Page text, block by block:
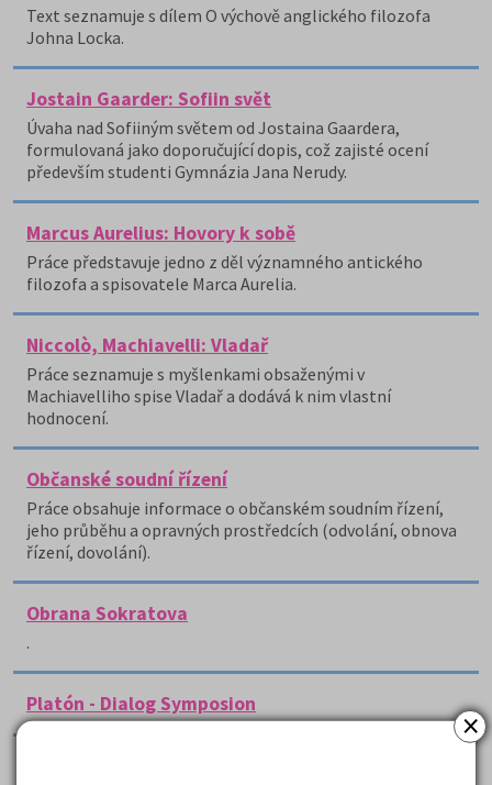
×
Text seznamuje s dílem O výchově anglického filozofa
Johna Locka.
Jostain Gaarder: Sofiin svět
Úvaha nad Sofiiným světem od Jostaina Gaardera,
formulovaná jako doporučující dopis, což zajisté ocení
především studenti Gymnázia Jana Nerudy.
Marcus Aurelius: Hovory k sobě
Práce představuje jedno z děl významného antického
filozofa a spisovatele Marca Aurelia.
Niccolò, Machiavelli: Vladař
Práce seznamuje s myšlenkami obsaženými v
Machiavelliho spise Vladař a dodává k nim vlastní
hodnocení.
Občanské soudní řízení
Práce obsahuje informace o občanském soudním řízení,
jeho průběhu a opravných prostředcích (odvolání, obnova
řízení, dovolání).
Obrana Sokratova
.
Platón - Dialog Symposion